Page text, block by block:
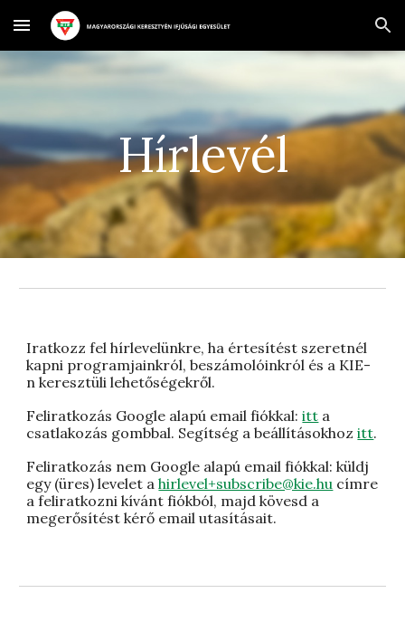
Skip to main content Skip to navigation
Hírlevél
Iratkozz fel hírlevelünkre, ha értesítést szeretnél
kapni programjainkról, beszámolóinkról és a KIE-
n keresztüli lehetőségekről.
Feliratkozás Google alapú email fiókkal:itt a
csatlakozás gombbal. Segítség a beállításokhozitt.
Feliratkozás nem Google alapú email fiókkal: küldj
egy (üres) levelet ahirlevel+subscribe@kie.hu címre
a feliratkozni kívánt fiókból, majd kövesd a
megerősítést kérő email utasításait.